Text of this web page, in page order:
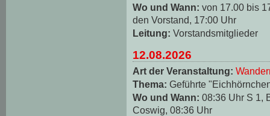
Wo und Wann: von 17.00 bis
den Vorstand, 17:00 Uhr
Leitung: Vorstandsmitglieder
12.08.2026
Art der Veranstaltung:
Thema: Geführte
Wo und Wann: 08:36 Uhr S 1,
Coswig, 08:36 Uhr